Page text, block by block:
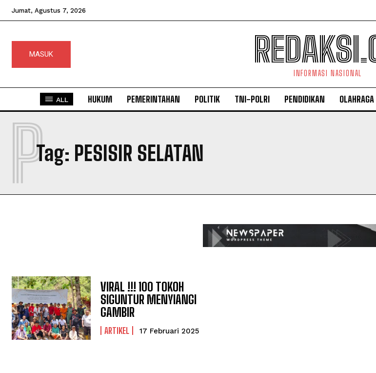
Jumat, Agustus 7, 2026
MASUK
INFORMASI NASIONAL
ALL HUKUM PEMERINTAHAN POLITIK TNI-POLRI PENDIDIKAN OLAHRAGA
Tag: PESISIR SELATAN
P
VIRAL !!! 100 TOKOH
SIGUNTUR MENYIANGI
GAMBIR
ARTIKEL 17 Februari 2025